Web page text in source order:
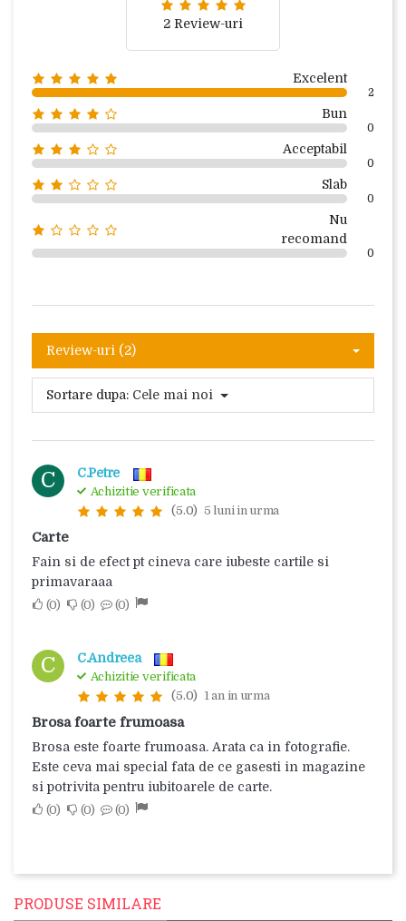
2 Review-uri
Excelent
2
Bun
0
Acceptabil
0
Slab
0
Nu
recomand
0
Review-uri (2)
Sortare dupa: Cele mai noi
C C.Petre
Achizitie verificata
(5.0) 5 luni in urma
Carte
Fain si de efect pt cineva care iubeste cartile si
primavaraaa
0 0 0
C C.Andreea
Achizitie verificata
(5.0) 1 an in urma
Brosa foarte frumoasa
Brosa este foarte frumoasa. Arata ca in fotografie.
Este ceva mai special fata de ce gasesti in magazine
si potrivita pentru iubitoarele de carte.
0 0 0
PRODUSE SIMILARE